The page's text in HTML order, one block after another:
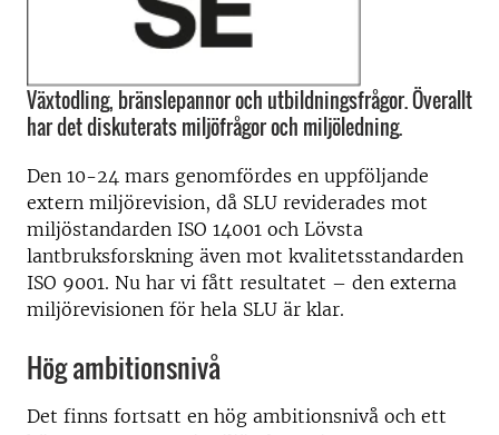
Växtodling, bränslepannor och utbildningsfrågor. Överallt
har det diskuterats miljöfrågor och miljöledning.
Den 10-24 mars genomfördes en uppföljande
extern miljörevision, då SLU reviderades mot
miljöstandarden ISO 14001 och Lövsta
lantbruksforskning även mot kvalitetsstandarden
ISO 9001. Nu har vi fått resultatet – den externa
miljörevisionen för hela SLU är klar.
Hög ambitionsnivå
Det finns fortsatt en hög ambitionsnivå och ett